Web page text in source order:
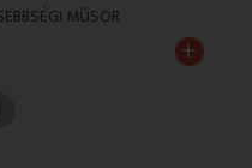
MŰSOR
+